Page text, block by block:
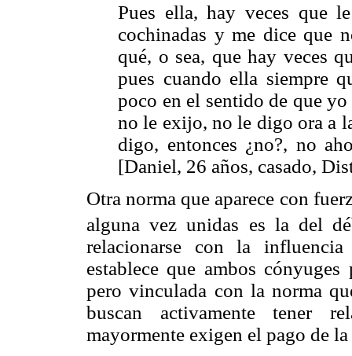
Pues ella, hay veces que
cochinadas y me dice que
qué, o sea, que hay veces
pues cuando ella siempre
poco en el sentido de que
no le exijo, no le digo ora a
digo, entonces ¿no?, no
[Daniel, 26 años, casado,
Otra norma que aparece con
alguna vez unidas es la del
relacionarse con la
establece que ambos
pero vinculada con la norma
buscan activamente tener
mayormente exigen el pago de